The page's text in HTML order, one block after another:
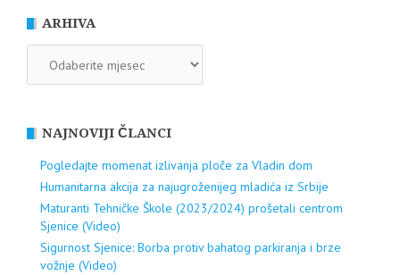
ARHIVA
NAJNOVIJI ČLANCI
Pogledajte momenat izlivanja ploče za Vladin dom
Humanitarna akcija za najugroženijeg mladića iz Srbije
Maturanti Tehničke Škole (2023/2024) prošetali centrom
Sjenice (Video)
Sigurnost Sjenice: Borba protiv bahatog parkiranja i brze
vožnje (Video)